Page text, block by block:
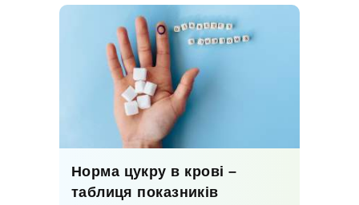
Норма цукру в крові –
таблиця показників